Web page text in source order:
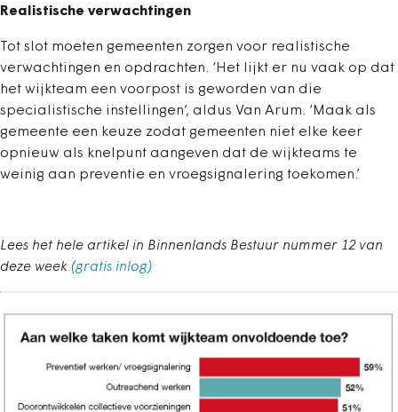
Realistische verwachtingen
Tot slot moeten gemeenten zorgen voor realistische
verwachtingen en opdrachten. ‘Het lijkt er nu vaak op dat
het wijkteam een voorpost is geworden van die
specialistische instellingen’, aldus Van Arum. ‘Maak als
gemeente een keuze zodat gemeenten niet elke keer
opnieuw als knelpunt aangeven dat de wijkteams te
weinig aan preventie en vroegsignalering toekomen.’
Lees het hele artikel in Binnenlands Bestuur nummer 12 van
deze week (gratis inlog)